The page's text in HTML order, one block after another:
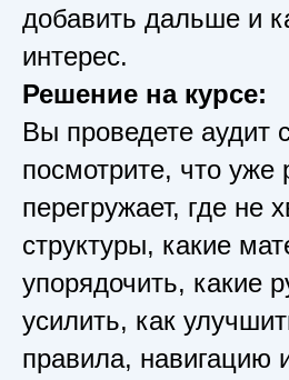
добавить дальше и
интерес.
Решение на курсе:
Вы проведете аудит
посмотрите, что уже
перегружает, где не
структуры, какие
упорядочить, какие
усилить, как
правила, навигацию